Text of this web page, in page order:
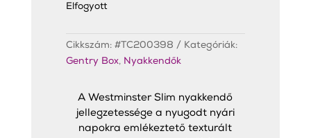
Elfogyott
Cikkszám: #TC200398
Kategóriák:
Gentry Box, Nyakkendők
A Westminster Slim nyakkendő
jellegzetessége a nyugodt nyári
napokra emlékeztető texturált